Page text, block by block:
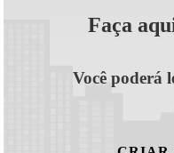
Faça
Você poderá